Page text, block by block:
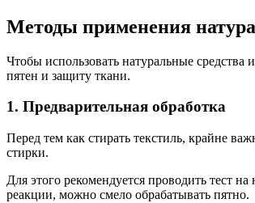
Методы применения
Чтобы использовать натуральные
пятен и защиту ткани.
1. Предварительная обработка
Перед тем как стирать текстиль, крайне
стирки.
Для этого рекомендуется проводить тест
реакции, можно смело обрабатывать пятно.